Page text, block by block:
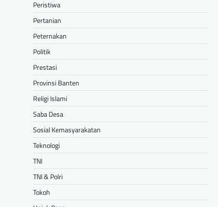
Peristiwa
Pertanian
Peternakan
Politik
Prestasi
Provinsi Banten
Religi Islami
Saba Desa
Sosial Kemasyarakatan
Teknologi
TNI
TNI & Polri
Tokoh